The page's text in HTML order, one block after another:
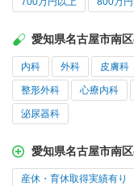
愛知県名古屋市南
内科 外科 皮膚科
整形外科 心療内科
泌尿器科
愛知県名古屋市南
産休・育休取得実績有り